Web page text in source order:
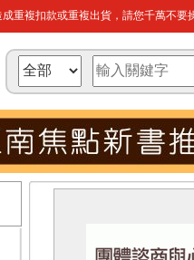
重複扣款或重複出貨，請您千萬不要